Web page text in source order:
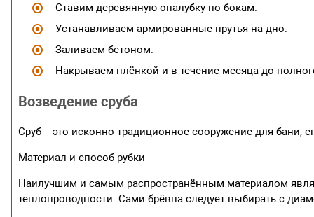
Ставим деревянную опалубку по бокам.
Устанавливаем армированные прутья на дно.
Заливаем бетоном.
Накрываем плёнкой и в течение месяца до
Возведение сруба
Сруб – это исконно традиционное сооружение для бани,
Материал и способ рубки
Наилучшим и самым распространённым материалом
теплопроводности. Сами брёвна следует выбирать с